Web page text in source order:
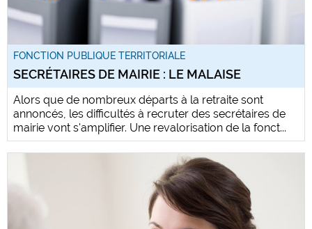
FONCTION PUBLIQUE TERRITORIALE
SECRÉTAIRES DE MAIRIE : LE MALAISE
Alors que de nombreux départs à la retraite sont
annoncés, les difficultés à recruter des secrétaires de
mairie vont s'amplifier. Une revalorisation de la fonct...